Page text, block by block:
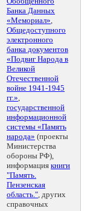
Банка Данных
«Мемориал»,
Общедоступного
электронного
банка документов
«Подвиг Народа в
Великой
Отечественной
войне 1941-1945
гг.»,
государственной
информационной
системы «Память
народа» (проекты
Министерства
обороны РФ),
информация книги
"Память.
Пензенская
область.", других
справочных